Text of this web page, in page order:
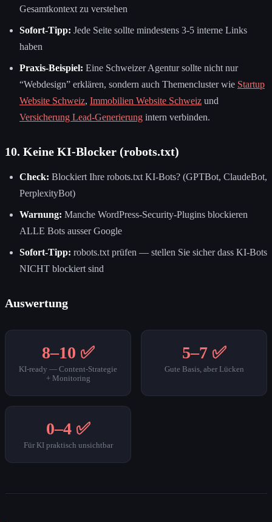
Gesamtkontext zu verstehen
Sofort-Tipp: Jede Seite sollte mindestens 3-5 interne Links
haben
Praxis-Beispiel: Eine Schweizer Agentur sollte nicht nur
“Webdesign” erklären, sondern auch Themencluster wie Startup
Website Schweiz, Immobilien Website Schweiz und
Versicherung Lead-Generierung intern verbinden.
10. Keine KI-Blocker (robots.txt)
Check: Blockiert Ihre robots.txt KI-Bots? (GPTBot, ClaudeBot,
PerplexityBot)
Warnung: Manche WordPress-Security-Plugins blockieren
ALLE Bots ausser Google
Sofort-Tipp: robots.txt prüfen — stellen Sie sicher dass KI-Bots
NICHT blockiert sind
Auswertung
8–10 ✅
KI-ready — Content-Strategie
+ Monitoring
5–7 ✅
Gute Basis, aber Lücken
0–4 ✅
Für KI praktisch unsichtbar